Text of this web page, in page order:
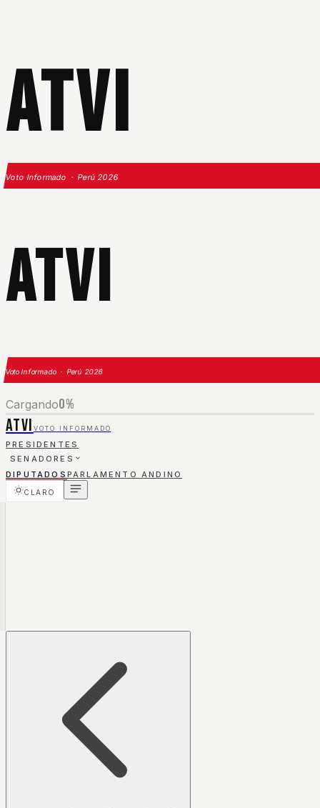
ATVI
Voto Informado · Perú 2026
ATVI
Voto Informado · Perú 2026
Cargando0%
ATVI VOTO INFORMADO
PRESIDENTES
SENADORES
DIPUTADOS PARLAMENTO ANDINO
CLARO